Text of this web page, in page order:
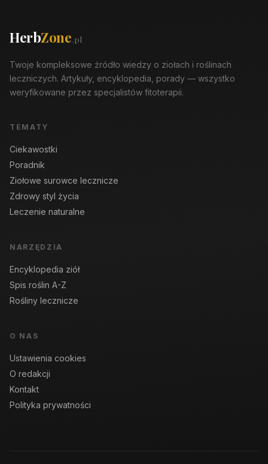
HerbZone.pl
Twoje kompleksowe źródło wiedzy o ziołach i roślinach
leczniczych. Artykuły, encyklopedia, porady — wszystko
weryfikowane przez specjalistów fitoterapii.
TEMATY
Ciekawostki
Poradnik
Ziołowe surowce lecznicze
Zdrowy styl życia
Leczenie naturalne
NARZĘDZIA
Encyklopedia ziół
Spis roślin A-Z
Rośliny lecznicze
O NAS
Ustawienia cookies
O redakcji
Kontakt
Polityka prywatności